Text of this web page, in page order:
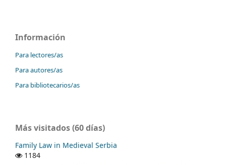
Información
Para lectores/as
Para autores/as
Para bibliotecarios/as
Más visitados (60 días)
Family Law in Medieval Serbia
1184